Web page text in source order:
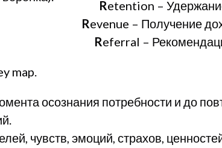
Retention –
Revenue – Получение
Referral –
map.
осознания потребности и до
чувств, эмоций, страхов,